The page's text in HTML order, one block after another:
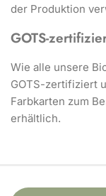
der Produktion
GOTS-
Wie alle unsere
GOTS-zertifiziert
Farbkarten zum
erhältlich.